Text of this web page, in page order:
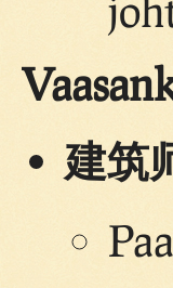
建筑